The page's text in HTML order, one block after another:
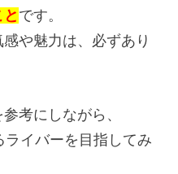
です。
や魅力は、必ずあり
考にしながら、
イバーを目指してみ